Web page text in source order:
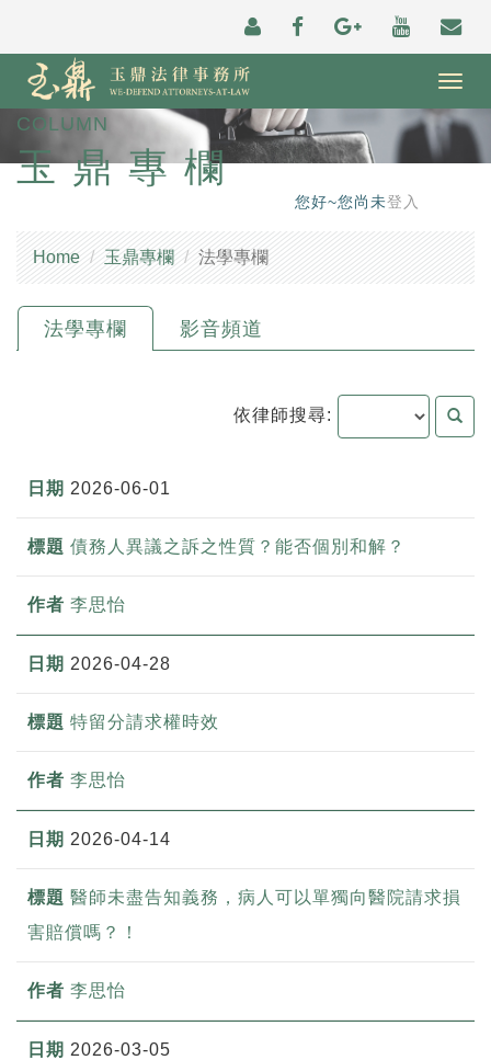
COLUMN
玉鼎專欄
您好~您尚未登入
Home 玉鼎專欄 法學專欄
法學專欄 影音頻道
依律師搜尋:
2026-06-01
債務人異議之訴之性質？能否個別和解？
李思怡
2026-04-28
特留分請求權時效
李思怡
2026-04-14
醫師未盡告知義務，病人可以單獨向醫院請求損
害賠償嗎？！
李思怡
2026-03-05